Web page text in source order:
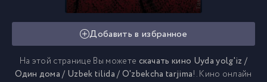
Добавить в избранное
На этой странице Вы можете скачать кино Uyda yolg'iz /
Один дома / Uzbek tilida / O'zbekcha tarjima!. Кино онлайн